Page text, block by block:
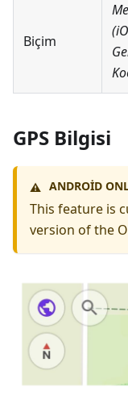
Biçim
GPS Bilgisi
⚠️ ANDROID
This feature is
version of the